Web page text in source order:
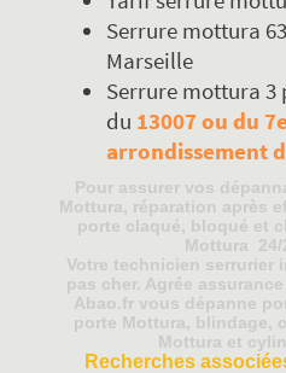
Serrure mottura
Marseille
Serrure mottura 3
du 13007 ou du
arrondissement
Pour assurer vos
Mottura, réparation après
porte claqué, bloqué et
Mottura 24/
Votre technicien serrurier
pas cher. Agrée
Abao.fr vous dépanne
porte Mottura, blindage,
Mottura et
Recherches